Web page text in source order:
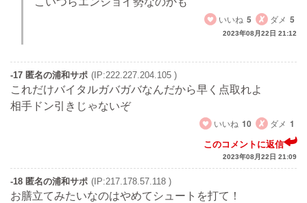
いいね 5 ダメ 5
2023年08月22日 21:12
-17 匿名の浦和サポ (IP:222.227.204.105 )
これだけバイタルガバガバなんだから早く点取れよ
相手ドン引きじゃないぞ
いいね 10 ダメ 1
このコメントに返信
2023年08月22日 21:09
-18 匿名の浦和サポ (IP:217.178.57.118 )
お膳立てみたいなのはやめてシュートを打て！